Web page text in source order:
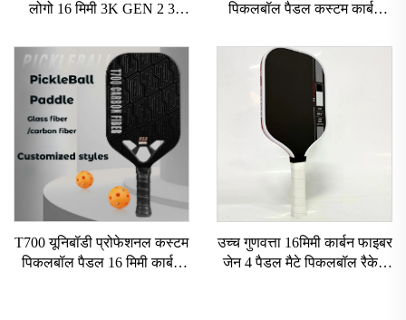
लोगो 16 मिमी 3K GEN 2 3
T700 रॉ कार्बन फाइबर पिकलबॉल
पैडल 2024
पिकलबॉल पैडल कस्टम कार्बन
के साथ USAPA अनुमोदित
पिकलबॉल रैकेट
T700 यूनिबॉडी प्रोफेशनल कस्टम
पिकलबॉल पैडल 16 मिमी कार्बन
उच्च गुणवत्ता 16मिमी कार्बन फाइबर
जेन 4 पैडल मैटे पिकलबॉल रैकेट